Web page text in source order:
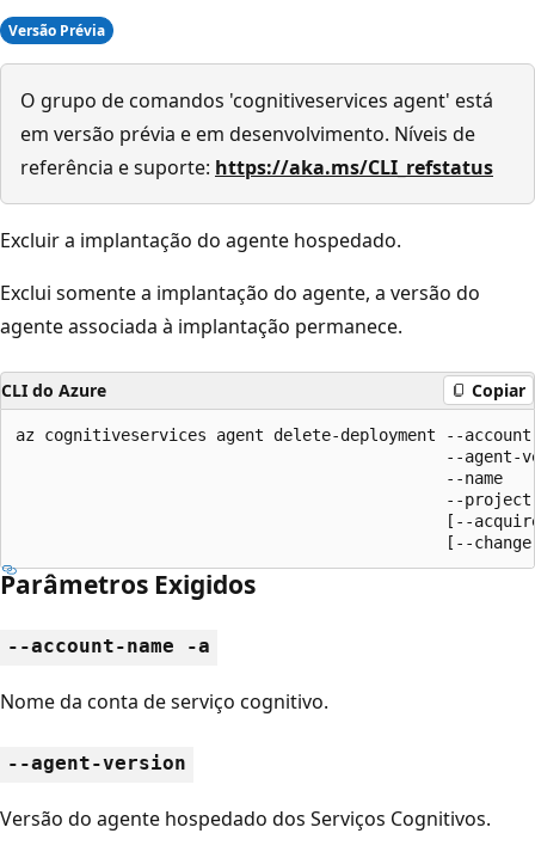
Versão Prévia
O grupo de comandos 'cognitiveservices agent' está
em versão prévia e em desenvolvimento. Níveis de
referência e suporte: https://aka.ms/CLI_refstatus
Excluir a implantação do agente hospedado.
Exclui somente a implantação do agente, a versão do
agente associada à implantação permanece.
CLI do Azure Copiar
az cognitiveservices agent delete-deployment --account-
--agent-
                                             --name
--
[--
[--
Parâmetros Exigidos
--account-name -a
Nome da conta de serviço cognitivo.
--agent-version
Versão do agente hospedado dos Serviços Cognitivos.